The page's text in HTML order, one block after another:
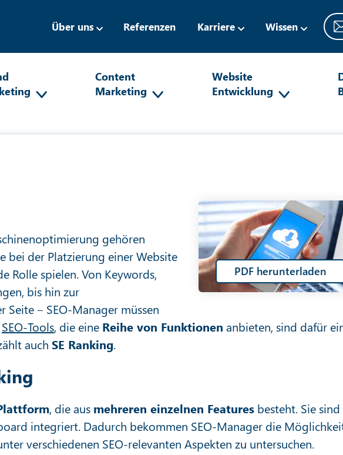
Über uns Referenzen Karriere Wissen
Content
Marketing
Website
Entwicklung
PDF herunterladen
gehören
bei der Platzierung einer Website
Rolle spielen. Von Keywords,
bis hin zur
Seite ‒ SEO-Manager müssen
SEO-Tools, die eine Reihe von Funktionen anbieten, sind dafür
auch SE Ranking.
, die aus mehreren einzelnen Features besteht. Sie sind
integriert. Dadurch bekommen SEO-Manager die
verschiedenen SEO-relevanten Aspekten zu untersuchen.